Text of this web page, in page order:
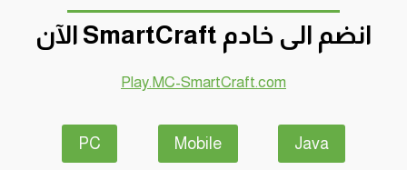
انضم الى خادم SmartCraft الآن
Play.MC-SmartCraft.com
Java
Mobile
PC